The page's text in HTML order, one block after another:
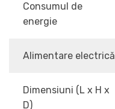
Consumul de
energie
Alimentare electrică
Dimensiuni (L x H x
D)